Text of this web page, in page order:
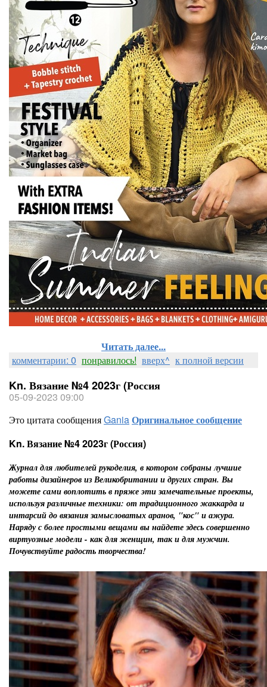
Читать далее...
комментарии: 0 понравилось! вверх^ к полной версии
Kn. Вязание №4 2023г (Россия
05-09-2023 09:00
Это цитата сообщенияGaniaОригинальное сообщение
Kn. Вязание №4 2023г (Россия)
Журнал для любителей рукоделия, в котором собраны лучшие
работы дизайнеров из Великобритании и других стран. Вы
можете сами воплотить в пряже эти замечательные проекты,
используя различные техники: от традиционного жаккарда и
интарсий до вязания замысловатых аранов, "кос" и ажура.
Наряду с более простыми вещами вы найдете здесь совершенно
виртуозные модели - как для женщин, так и для мужчин.
Почувствуйте радость творчества!